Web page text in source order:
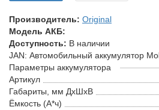
Производитель: Original
Модель АКБ:
Доступность: В наличии
JAN: Автомобильный аккумулятор
Параметры аккумулятора
Артикул
Габариты, мм ДхШхВ
Ёмкость (А*ч)